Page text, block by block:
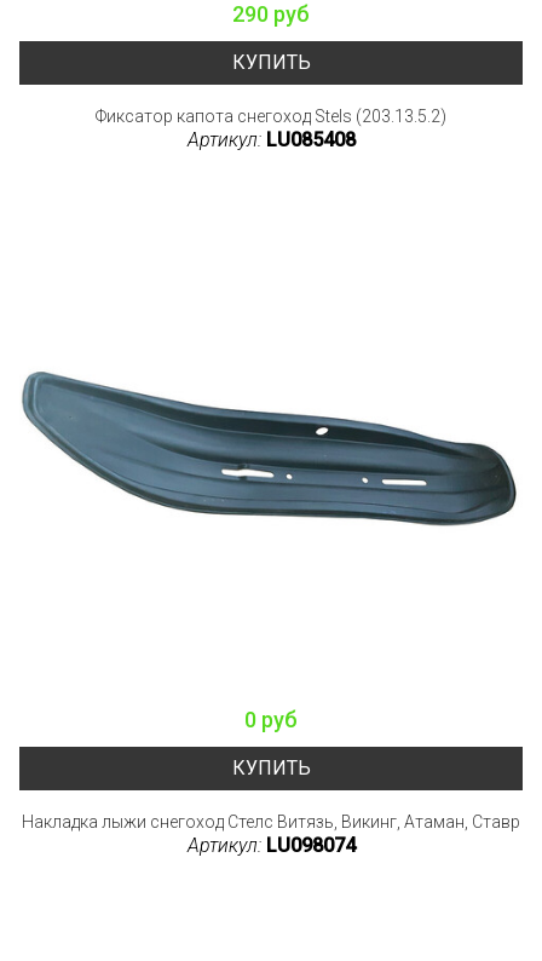
290 руб
КУПИТЬ
Фиксатор капота снегоход Stels (203.13.5.2)
Артикул: LU085408
0 руб
КУПИТЬ
Накладка лыжи снегоход Стелс Витязь, Викинг, Атаман, Ставр
Артикул: LU098074